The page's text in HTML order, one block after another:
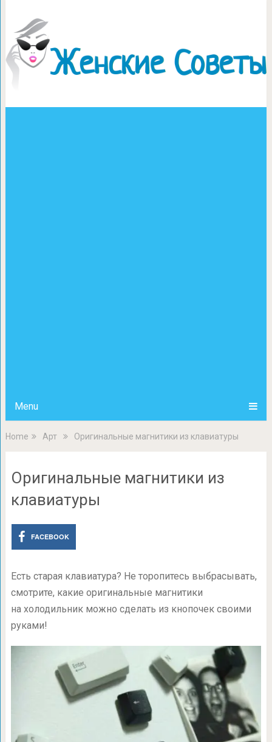
Menu
Home Арт Оригинальные магнитики из клавиатуры
Оригинальные магнитики из
клавиатуры
FACEBOOK
Есть старая клавиатура? Не торопитесь выбрасывать,
смотрите, какие оригинальные магнитики
на холодильник можно сделать из кнопочек своими
руками!